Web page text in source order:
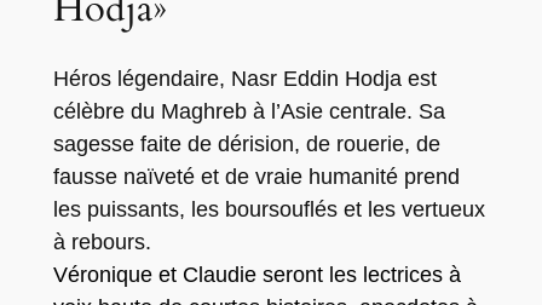
Héros légendaire, Nasr Eddin Hodja est
célèbre du Maghreb à l’Asie centrale. Sa
sagesse faite de dérision, de rouerie, de
fausse naïveté et de vraie humanité prend
les puissants, les boursouflés et les vertueux
à rebours.
Véronique et Claudie seront les lectrices à